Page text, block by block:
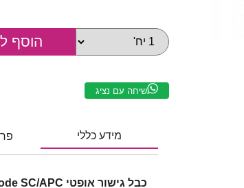
שיחה עם נציג
מידע כללי